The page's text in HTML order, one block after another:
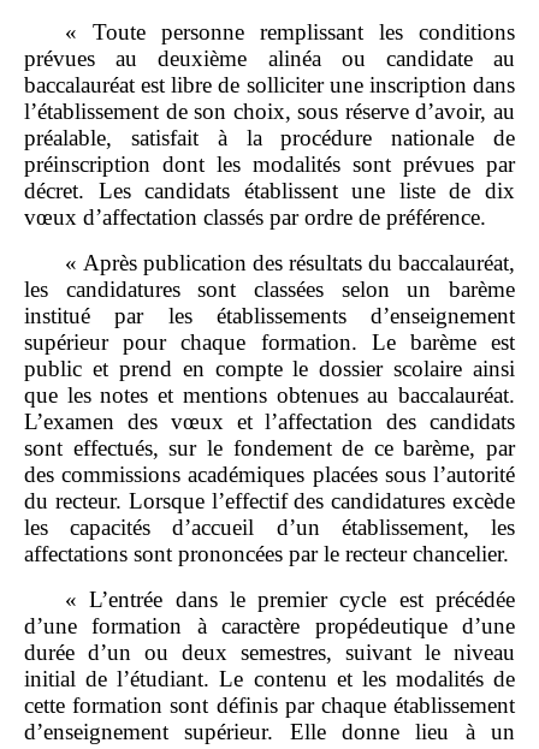
« Toute personne remplissant les conditions
prévues au deuxième alinéa ou candidate au
baccalauréat est libre de solliciter une inscription dans
l’établissement de son choix, sous réserve d’avoir, au
préalable, satisfait à la procédure nationale de
préinscription dont les modalités sont prévues par
décret. Les candidats établissent une liste de dix
vœux d’affectation classés par ordre de préférence.
« Après publication des résultats du baccalauréat,
les candidatures sont classées selon un barème
institué par les établissements d’enseignement
supérieur pour chaque formation. Le barème est
public et prend en compte le dossier scolaire ainsi
que les notes et mentions obtenues au baccalauréat.
L’examen des vœux et l’affectation des candidats
sont effectués, sur le fondement de ce barème, par
des commissions académiques placées sous l’autorité
du recteur. Lorsque l’effectif des candidatures excède
les capacités d’accueil d’un établissement, les
affectations sont prononcées par le recteur chancelier.
« L’entrée dans le premier cycle est précédée
d’une formation à caractère propédeutique d’une
durée d’un ou deux semestres, suivant le niveau
initial de l’étudiant. Le contenu et les modalités de
cette formation sont définis par chaque établissement
d’enseignement supérieur. Elle donne lieu à un